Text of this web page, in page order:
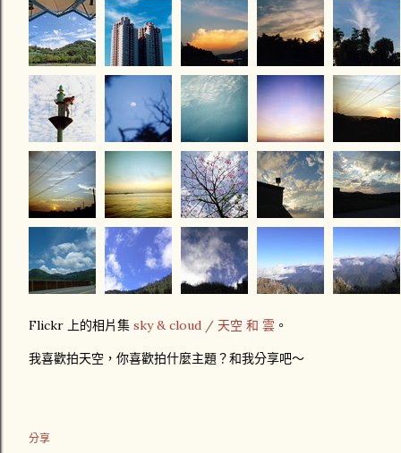
Flickr 上的相片集 sky & cloud / 天空 和 雲 。
我喜歡拍天空，你喜歡拍什麼主題？和我分享吧～
分享